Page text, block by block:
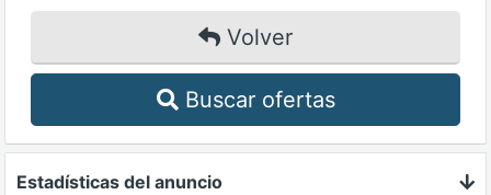
Volver
Buscar ofertas
Estadísticas del anuncio